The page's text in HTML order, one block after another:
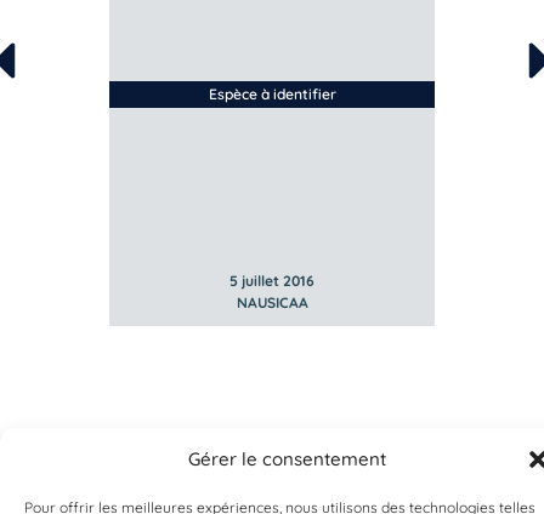
Gérer le consentement
Pour offrir les meilleures expériences, nous utilisons des technologies telles
Espèce à identifier
5 juillet 2016
NAUSICAA